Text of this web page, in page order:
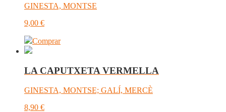
GINESTA, MONTSE
9,00 €
Comprar
LA CAPUTXETA VERMELLA
GINESTA, MONTSE; GALÍ, MERCÈ
8,90 €